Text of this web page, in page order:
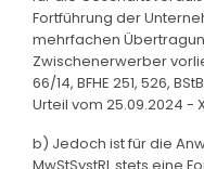
Fortführung der
mehrfachen
Zwischenerwerber
66/14, BFHE 251, 526,
Urteil vom 25.09.2024 -
b) Jedoch ist für die